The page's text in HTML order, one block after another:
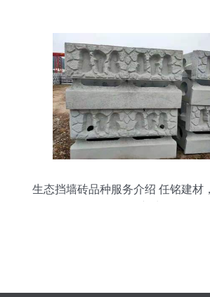
生态挡墙砖品种服务介绍 任铭建材